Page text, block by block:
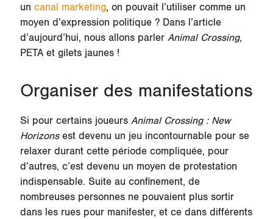
un canal marketing, on pouvait l’utiliser comme un
moyen d’expression politique ? Dans l’article
d’aujourd’hui, nous allons parler Animal Crossing,
PETA et gilets jaunes !
Organiser des manifestations
Si pour certains joueurs Animal Crossing : New
Horizonsest devenu un jeu incontournable pour se
relaxer durant cette période compliquée, pour
d’autres, c’est devenu un moyen de protestation
indispensable. Suite au confinement, de
nombreuses personnes ne pouvaient plus sortir
dans les rues pour manifester, et ce dans différents